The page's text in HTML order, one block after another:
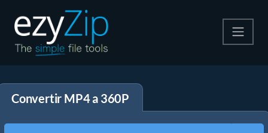
Descomprime
Convertir MP4 a 360P